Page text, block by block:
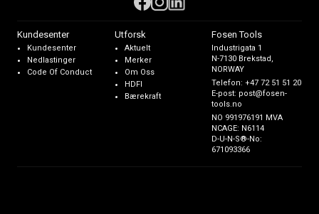
Kundesenter
Kundesenter
Nedlastinger
Code Of Conduct
Utforsk
Aktuelt
Merker
Om Oss
HDFI
Bærekraft
Fosen Tools
Industrigata 1
N-7130 Brekstad,
NORWAY
Telefon:+47 72 51 51 20
E-post: post@fosen-
tools.no
NO 991976191 MVA
NCAGE: N6114
D-U-N-S®-No:
671093366